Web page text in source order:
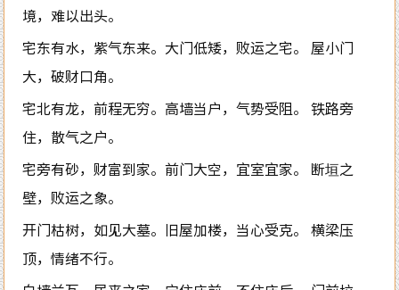
境，难以出头。
宅东有水，紫气东来。大门低矮，败运之宅。 屋小门
大，破财口角。
宅北有龙，前程无穷。高墙当户，气势受阻。 铁路旁
住，散气之户。
宅旁有砂，财富到家。前门大空，宜室宜家。 断垣之
壁，败运之象。
开门枯树，如见大墓。旧屋加楼，当心受克。 横梁压
顶，情绪不行。